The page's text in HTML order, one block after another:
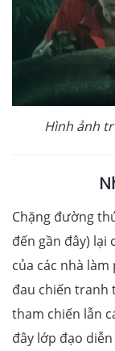
Hình ảnh
Chặng đường
đến gần đây) lại
của các nhà
đau chiến tranh
tham chiến lẫn
đây lớp đạo